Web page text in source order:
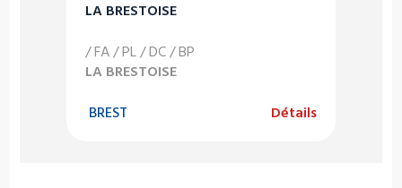
LA BRESTOISE
/ FA / PL / DC / BP
LA BRESTOISE
BREST Détails